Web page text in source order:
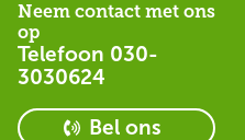
Neem contact met ons
op
Telefoon 030-
3030624
Bel ons